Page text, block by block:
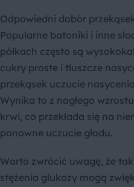
Odpowiedni dobór
Popularne batoniki i inne
półkach często są
cukry proste i tłuszcze
przekąsek uczucie
Wynika to z nagłego
krwi, co przekłada się na
ponowne uczucie głodu.
Warto zwrócić uwagę, że
stężenia glukozy mogą